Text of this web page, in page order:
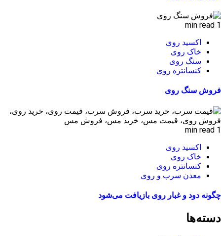
1 min read
اکسید روی
خاک روی
سنگ روی
کنسانتره روی
فروش سنگ روی
1 min read
اکسید روی
خاک روی
کنسانتره روی
معدن سرب و روی
چگونه دود و غبار روی بازیافت می‌شود
دسته‌ها